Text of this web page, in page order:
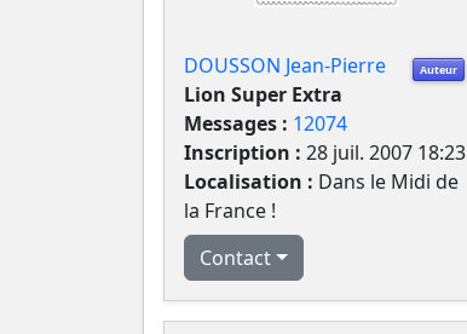
Auteur
DOUSSON Jean-Pierre
Lion Super Extra
Messages : 12074
Inscription : 28 juil. 2007 18:23
Localisation : Dans le Midi de
la France !
Contact